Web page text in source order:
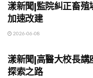
漾新聞|監院糾正畜
加速改建
2026-06-08
漾新聞|高醫大校長
探索之路